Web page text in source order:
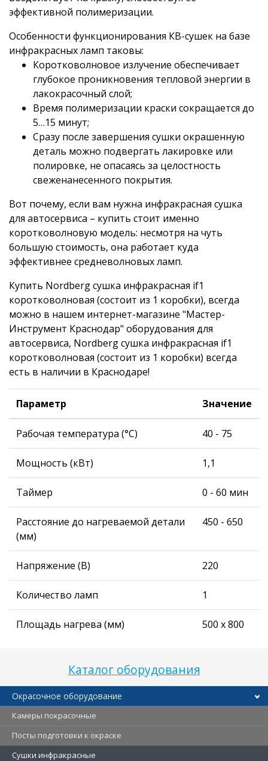
Каталог оборудования
Окрасочное оборудование
Камеры покрасочные
Посты подготовки к окраске
Сушки инфракрасные
эффективной полимеризации.
Особенности функционирования КВ-сушек на базе
инфракрасных ламп таковы:
Коротковолновое излучение обеспечивает
глубокое проникновения тепловой энергии в
лакокрасочный слой;
Время полимеризации краски сокращается до
5…15 минут;
Сразу после завершения сушки окрашенную
деталь можно подвергать лакировке или
полировке, не опасаясь за целостность
свеженанесенного покрытия.
Вот почему, если вам нужна инфракрасная сушка
для автосервиса – купить стоит именно
коротковолновую модель: несмотря на чуть
большую стоимость, она работает куда
эффективнее средневолновых ламп.
Купить Nordberg сушка инфракрасная if1
коротковолновая (состоит из 1 коробки), всегда
можно в нашем интернет-магазине "Мастер-
Инструмент Краснодар" оборудования для
автосервиса, Nordberg сушка инфракрасная if1
коротковолновая (состоит из 1 коробки) всегда
есть в наличии в Краснодаре!
Параметр Значение
Рабочая температура (°С) 40 - 75
Мощность (кВт) 1,1
Таймер 0 - 60 мин
Расстояние до нагреваемой детали
(мм)
450 - 650
Напряжение (В) 220
Количество ламп 1
Площадь нагрева (мм) 500 х 800